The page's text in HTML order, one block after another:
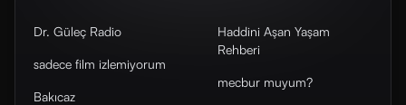
Dr. Güleç Radio
sadece film izlemiyorum
Bakıcaz
Haddini Aşan Yaşam
Rehberi
mecbur muyum?